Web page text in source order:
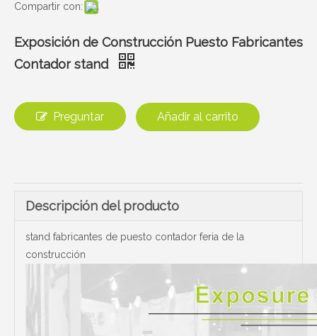
Compartir con:
Exposición de Construcción Puesto Fabricantes
Contador stand
Preguntar Añadir al carrito
Descripción del producto
stand fabricantes de puesto contador feria de la
construcción